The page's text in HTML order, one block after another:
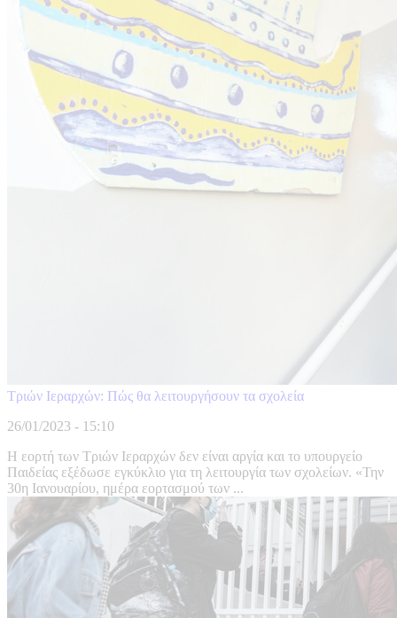
Τριών Ιεραρχών: Πώς θα λειτουργήσουν τα σχολεία
26/01/2023 - 15:10
Η εορτή των Τριών Ιεραρχών δεν είναι αργία και το υπουργείο
Παιδείας εξέδωσε εγκύκλιο για τη λειτουργία των σχολείων. «Την
30η Ιανουαρίου, ημέρα εορτασμού των ...